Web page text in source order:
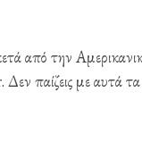
από την
παίζεις με αυτά